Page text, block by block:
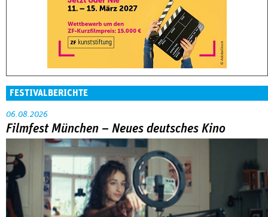
FESTIVALBERICHTE
06.08.2026
Filmfest München – Neues deutsches Kino